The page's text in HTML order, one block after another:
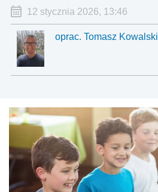
12 stycznia 2026, 13:46
oprac. Tomasz Kowalski